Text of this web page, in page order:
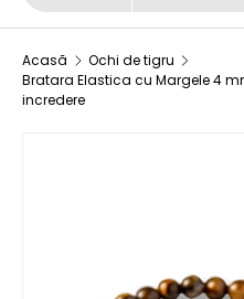
Acasă
Ochi de tigru
Bratara Elastica cu Margele 4
incredere